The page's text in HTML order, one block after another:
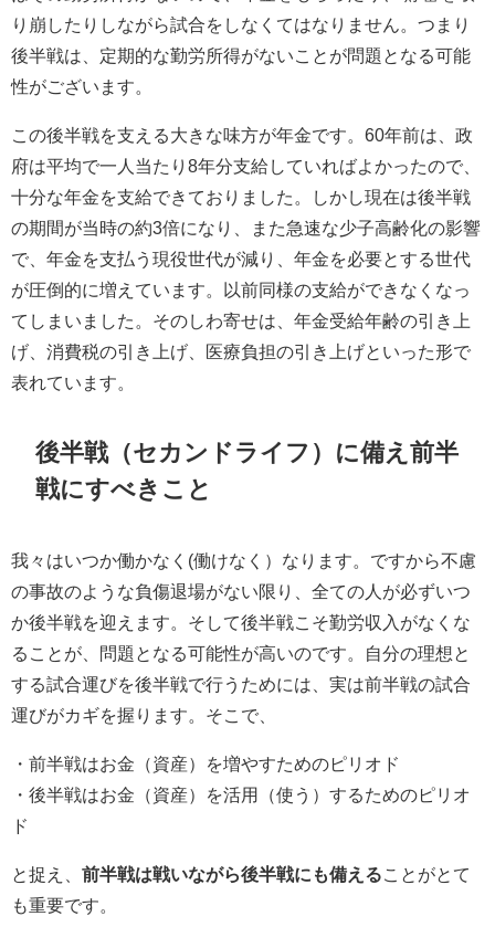
り崩したりしながら試合をしなくてはなりません。つまり
後半戦は、定期的な勤労所得がないことが問題となる可能
性がございます。
この後半戦を支える大きな味方が年金です。60年前は、政
府は平均で一人当たり8年分支給していればよかったので、
十分な年金を支給できておりました。しかし現在は後半戦
の期間が当時の約3倍になり、また急速な少子高齢化の影響
で、年金を支払う現役世代が減り、年金を必要とする世代
が圧倒的に増えています。以前同様の支給ができなくなっ
てしまいました。そのしわ寄せは、年金受給年齢の引き上
げ、消費税の引き上げ、医療負担の引き上げといった形で
表れています。
後半戦（セカンドライフ）に備え前半
戦にすべきこと
我々はいつか働かなく(働けなく）なります。ですから不慮
の事故のような負傷退場がない限り、全ての人が必ずいつ
か後半戦を迎えます。そして後半戦こそ勤労収入がなくな
ることが、問題となる可能性が高いのです。自分の理想と
する試合運びを後半戦で行うためには、実は前半戦の試合
運びがカギを握ります。そこで、
・前半戦はお金（資産）を増やすためのピリオド
・後半戦はお金（資産）を活用（使う）するためのピリオ
ド
と捉え、 前半戦は戦いながら後半戦にも備える ことがとて
も重要です。